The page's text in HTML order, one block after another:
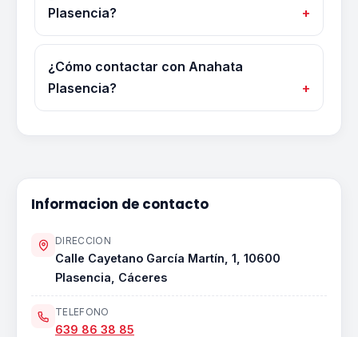
Plasencia?
¿Cómo contactar con Anahata
Plasencia?
Informacion de contacto
DIRECCION
Calle Cayetano García Martín, 1, 10600
Plasencia, Cáceres
TELEFONO
639 86 38 85